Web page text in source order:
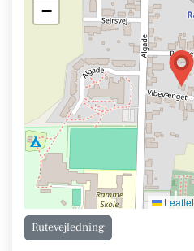
−
Leaflet
Rutevejledning